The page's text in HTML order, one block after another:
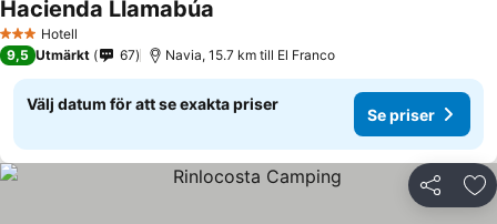
3 StjärnorHotell
Hacienda Llamabúa
9,5 Utmärkt 67 Navia, 15.7 km till El Franco
Välj datum för att se exakta priser
Se priser
Dela